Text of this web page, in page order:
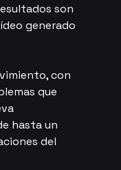
son
generado
con
que
hasta un
del